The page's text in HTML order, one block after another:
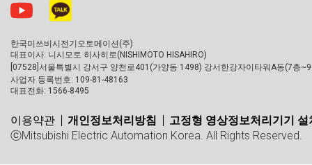
한국미쓰비시전기오토메이션(주)
대표이사: 니시모토 히사히로(NISHIMOTO HISAHIRO)
[07528]서울특별시 강서구 양천로401(가양동 1498) 강서한강자이타워A동(7층
사업자 등록번호: 109-81-48163
대표전화: 1566-8495
이용약관 개인정보처리방침
고정형 영상정보처리기기
ⓒMitsubishi Electric Automation Korea. All Rights Reserved.